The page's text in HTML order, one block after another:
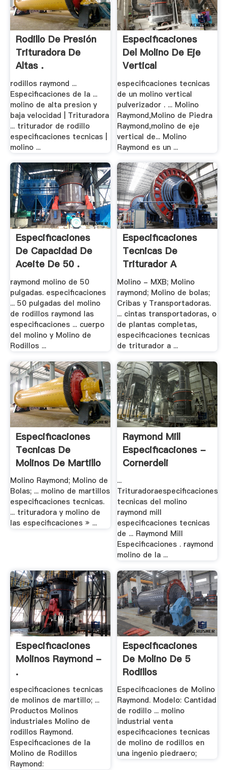
Rodillo De Presión
Trituradora De
Altas .
rodillos raymond ...
Especificaciones de la ...
molino de alta presion y
baja velocidad | Trituradora
... triturador de rodillo
especificaciones tecnicas |
molino ...
Especificaciones
Del Molino De Eje
Vertical
especificaciones tecnicas
de un molino vertical
pulverizador . ... Molino
Raymond,Molino de Piedra
Raymond,molino de eje
vertical de... Molino
Raymond es un ...
Especificaciones
De Capacidad De
Aceite De 50 .
raymond molino de 50
pulgadas. especificaciones
... 50 pulgadas del molino
de rodillos raymond las
especificaciones ... cuerpo
del molino y Molino de
Rodillos ...
Especificaciones
Tecnicas De
Triturador A
Manfdibula
Molino - MXB; Molino
raymond; Molino de bolas;
Cribas y Transportadoras.
... cintas transportadoras, o
de plantas completas,
especificaciones tecnicas
de triturador a ...
Especificaciones
Tecnicas De
Molinos De Martillo
...
Molino Raymond; Molino de
Bolas; ... molino de martillos
especificaciones tecnicas.
... trituradora y molino de
las especificaciones » ...
Raymond Mill
Especificaciones -
Cornerdeli
...
Trituradoraespecificaciones
tecnicas del molino
raymond mill
especificaciones tecnicas
de ... Raymond Mill
Especificaciones . raymond
molino de la ...
Especificaciones
Molinos Raymond -
.
especificaciones tecnicas
de molinos de martillo; ...
Productos Molinos
industriales Molino de
rodillos Raymond.
Especificaciones de la
Molino de Rodillos
Raymond:
Especificaciones
De Molino De 5
Rodillos
Especificaciones de Molino
Raymond. Modelo: Cantidad
de rodillo ... molino
industrial venta
especificaciones tecnicas
de molino de rodillos en
una ingenio piedraero;